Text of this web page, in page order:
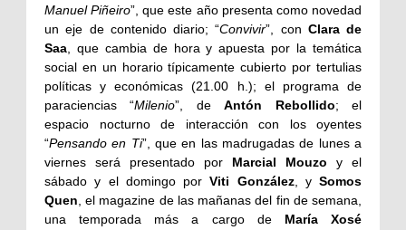
Manuel Piñeiro”, que este año presenta como novedad
un eje de contenido diario; “Convivir”, con Clara de
Saa, que cambia de hora y apuesta por la temática
social en un horario típicamente cubierto por tertulias
políticas y económicas (21.00 h.); el programa de
paraciencias “Milenio”, deAntón Rebollido; el
espacio nocturno de interacción con los oyentes
“Pensando en Ti”, que en las madrugadas de lunes a
viernes será presentado por Marcial Mouzo y el
sábado y el domingo porViti González, y Somos
Quen, el magazine de las mañanas del fin de semana,
una temporada más a cargo de María Xosé